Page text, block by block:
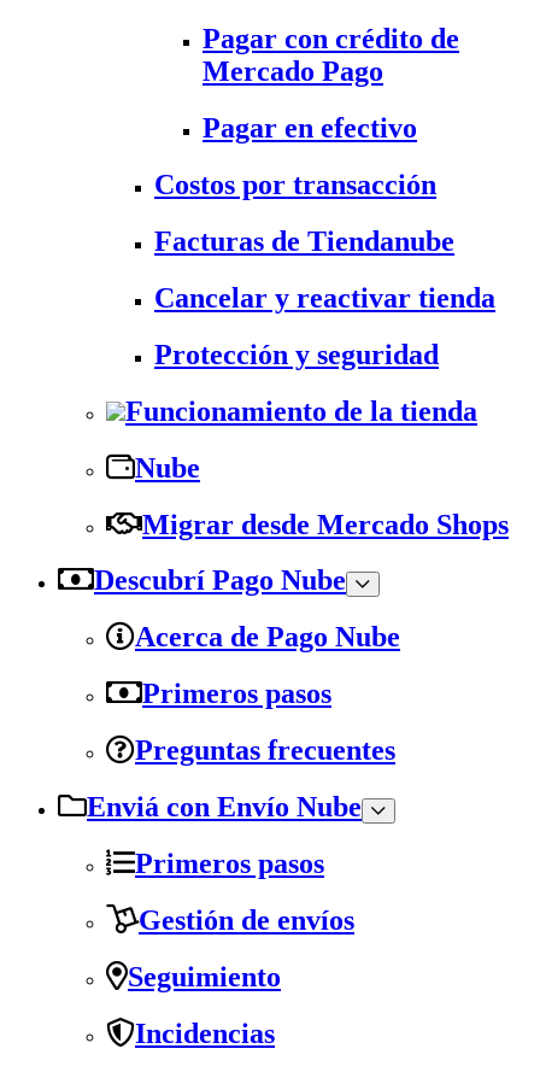
Pagar con crédito de
Mercado Pago
Pagar en efectivo
Costos por transacción
Facturas de Tiendanube
Cancelar y reactivar tienda
Protección y seguridad
Funcionamiento de la tienda
Nube
Migrar desde Mercado Shops
Descubrí Pago Nube
Acerca de Pago Nube
Primeros pasos
Preguntas frecuentes
Enviá con Envío Nube
Primeros pasos
Gestión de envíos
Seguimiento
Incidencias